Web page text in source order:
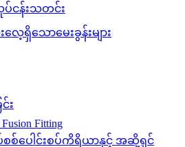
ငန်းသတင်း
ေ့ရှိသောမေးခွန်းများ
း
Fitting
စစ်ပေါင်းစပ်ကိရိယာနှင့် အဆို့ရှင်